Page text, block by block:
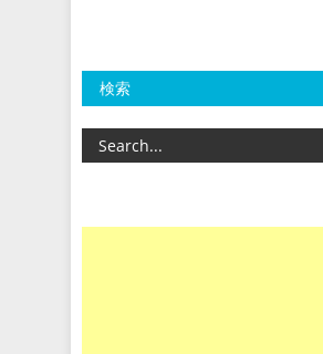
検索